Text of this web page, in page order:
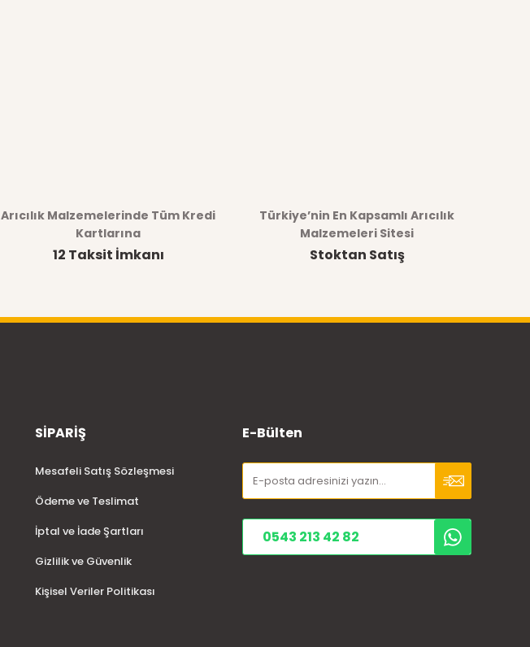
Arıcılık Malzemelerinde Tüm Kredi
Kartlarına
12 Taksit İmkanı
Türkiye’nin En Kapsamlı Arıcılık
Malzemeleri Sitesi
Stoktan Satış
SİPARİŞ
Mesafeli Satış Sözleşmesi
Ödeme ve Teslimat
İptal ve İade Şartları
Gizlilik ve Güvenlik
Kişisel Veriler Politikası
E-Bülten
0543 213 42 82